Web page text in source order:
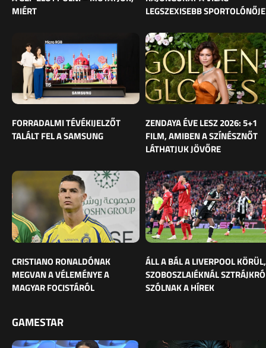
MIÉRT
LEGSZEXISEBB SPORTOLÓNŐJE
FORRADALMI TÉVÉKIJELZŐT
TALÁLT FEL A SAMSUNG
ZENDAYA ÉVE LESZ 2026: 5+1
FILM, AMIBEN A SZÍNÉSZNŐT
LÁTHATJUK JÖVŐRE
CRISTIANO RONALDÓNAK
MEGVAN A VÉLEMÉNYE A
MAGYAR FOCISTÁRÓL
ÁLL A BÁL A LIVERPOOL KÖRÜL,
SZOBOSZLAIÉKNÁL
SZÓLNAK A HÍREK
GAMESTAR